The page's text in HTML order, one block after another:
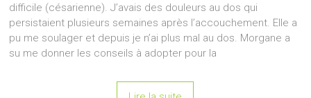
difficile (césarienne). J’avais des douleurs au dos qui
persistaient plusieurs semaines après l’accouchement. Elle a
pu me soulager et depuis je n’ai plus mal au dos. Morgane a
su me donner les conseils à adopter pour la